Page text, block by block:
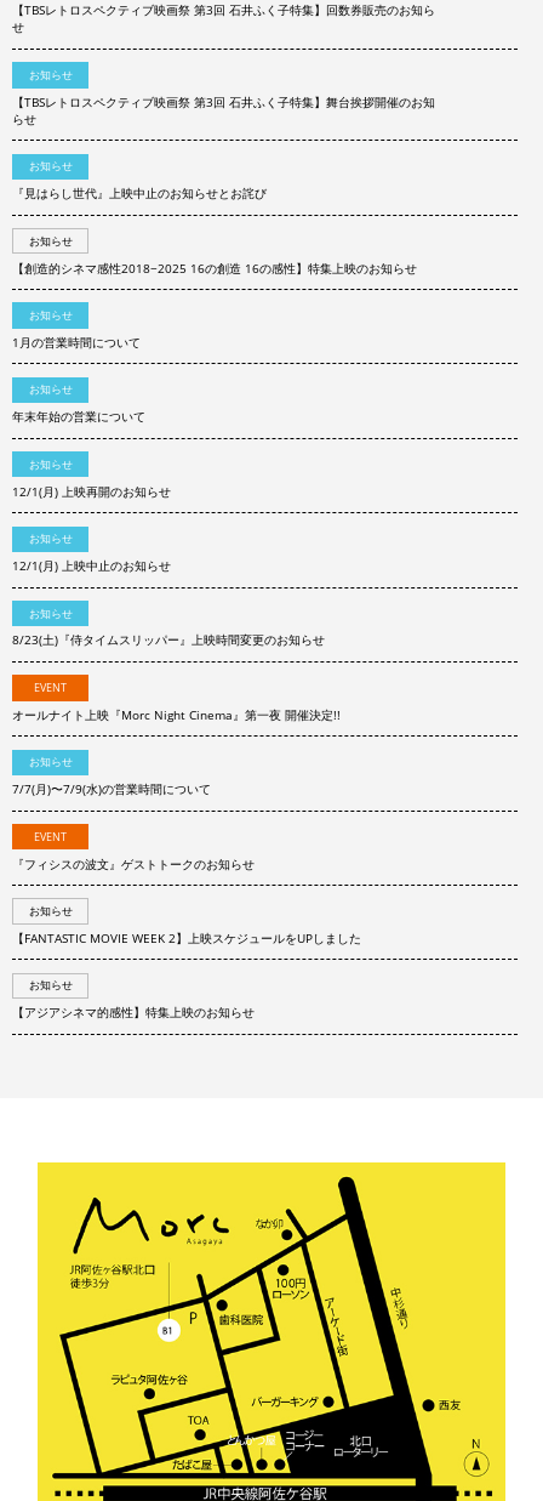
【TBSレトロスペクティブ映画祭 第3回 石井ふく子特集】回数券販売のお知ら
せ
お知らせ
【TBSレトロスペクティブ映画祭 第3回 石井ふく子特集】舞台挨拶開催のお知
らせ
お知らせ
『見はらし世代』上映中止のお知らせとお詫び
お知らせ
【創造的シネマ感性2018−2025 16の創造 16の感性】特集上映のお知らせ
お知らせ
1月の営業時間について
お知らせ
年末年始の営業について
お知らせ
12/1(月) 上映再開のお知らせ
お知らせ
12/1(月) 上映中止のお知らせ
お知らせ
8/23(土)『侍タイムスリッパー』上映時間変更のお知らせ
EVENT
オールナイト上映『Morc Night Cinema』第一夜 開催決定!!
お知らせ
7/7(月)〜7/9(水)の営業時間について
EVENT
『フィシスの波文』ゲストトークのお知らせ
お知らせ
【FANTASTIC MOVIE WEEK 2】上映スケジュールをUPしました
お知らせ
【アジアシネマ的感性】特集上映のお知らせ